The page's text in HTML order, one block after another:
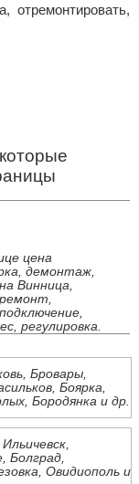
отремонтировать,
цена
демонтаж,
Винница,
регулировка.
Бровары,
Боярка,
Бородянка и др.
Болград,
Овидиополь и